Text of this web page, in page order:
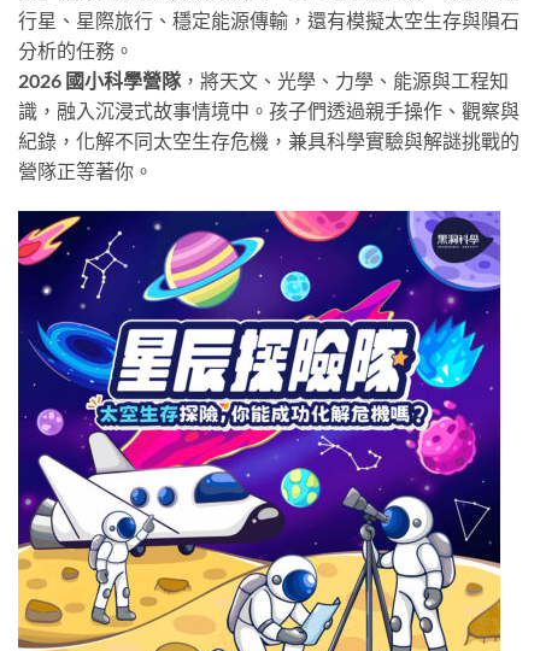
行星、星際旅行、穩定能源傳輸，還有模擬太空生存與隕石
分析的任務。
2026 國小科學營隊，將天文、光學、力學、能源與工程知
識，融入沉浸式故事情境中。孩子們透過親手操作、觀察與
紀錄，化解不同太空生存危機，兼具科學實驗與解謎挑戰的
營隊正等著你。